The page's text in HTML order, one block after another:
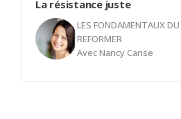
La résistance juste
LES FONDAMENTAUX DU
REFORMER
AvecNancy Canse